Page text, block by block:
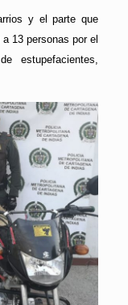
y el parte que
13 personas por el
estupefacientes,